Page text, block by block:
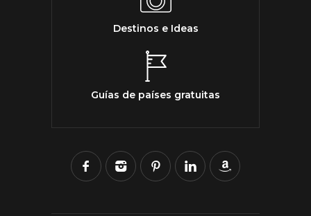
Destinos e Ideas
Guías de países gratuitas